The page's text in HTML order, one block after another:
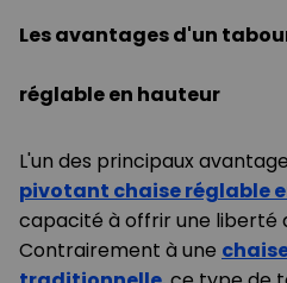
Les avantages d'un
réglable en hauteur
L'un des principaux
pivotant chaise réglable
capacité à offrir une liberté
Contrairement à une